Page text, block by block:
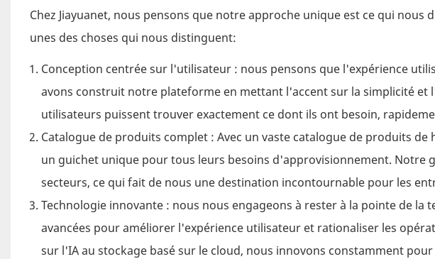
Chez Jiayuanet, nous pensons que notre approche unique est ce qui nous
unes des choses qui nous distinguent:
Conception centrée sur l'utilisateur : nous pensons que l'expérience
avons construit notre plateforme en mettant l'accent sur la simplicité
utilisateurs puissent trouver exactement ce dont ils ont besoin,
Catalogue de produits complet : Avec un vaste catalogue de produits
un guichet unique pour tous leurs besoins d'approvisionnement. Notre
secteurs, ce qui fait de nous une destination incontournable pour les
Technologie innovante : nous nous engageons à rester à la pointe de la
avancées pour améliorer l'expérience utilisateur et rationaliser les
sur l'IA au stockage basé sur le cloud, nous innovons constamment